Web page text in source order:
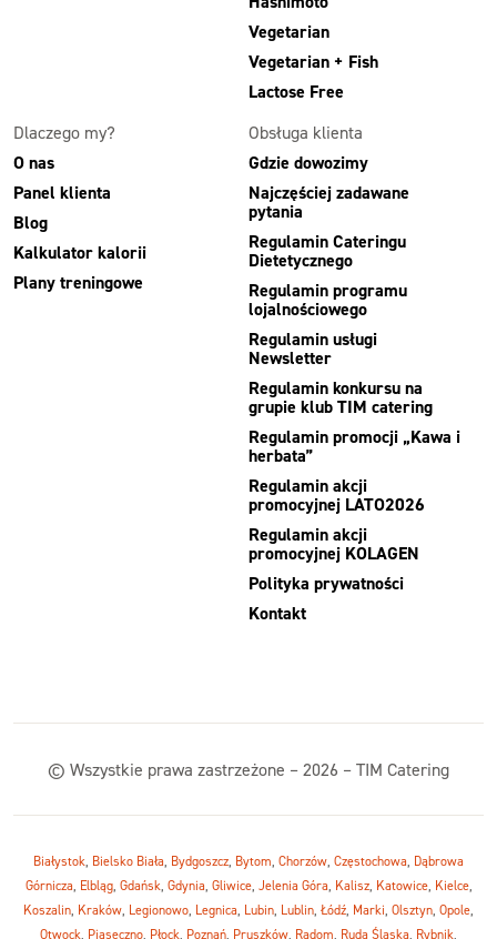
Vegetarian
Vegetarian + Fish
Lactose Free
Dlaczego my?
O nas
Panel klienta
Blog
Kalkulator kalorii
Plany treningowe
Obsługa klienta
Gdzie dowozimy
Najczęściej zadawane
pytania
Regulamin Cateringu
Dietetycznego
Regulamin programu
lojalnościowego
Regulamin usługi
Newsletter
Regulamin konkursu na
grupie klub TIM catering
Regulamin promocji „Kawa i
herbata”
Regulamin akcji
promocyjnej LATO2026
Regulamin akcji
promocyjnej KOLAGEN
Polityka prywatności
Kontakt
© Wszystkie prawa zastrzeżone – 2026 – TIM Catering
Białystok, Bielsko Biała, Bydgoszcz, Bytom, Chorzów, Częstochowa, Dąbrowa
Górnicza, Elbląg, Gdańsk, Gdynia, Gliwice, Jelenia Góra, Kalisz, Katowice, Kielce,
Koszalin, Kraków, Legionowo, Legnica, Lubin, Lublin, Łódź, Marki, Olsztyn, Opole,
Otwock, Piaseczno, Płock, Poznań, Pruszków, Radom, Ruda Śląska, Rybnik,